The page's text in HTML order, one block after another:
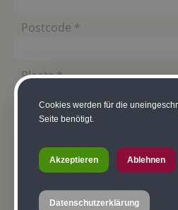
Postcode *
Plaats *
Aankomstdag *
Vertrekdag *
Cookies werden für die
Seite benötigt.
Akzeptieren Ablehnen
Datenschutzerklärung